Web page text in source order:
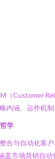
（Customer
内涵、运作机制
学
合与自动化客
盖市场营销自